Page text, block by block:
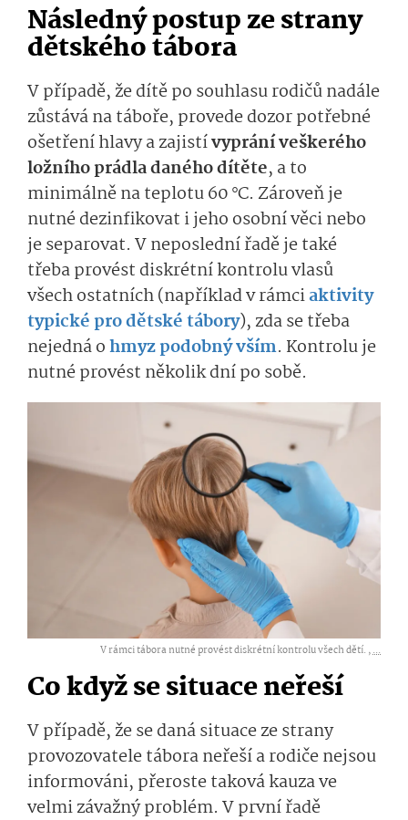
Následný postup ze strany
dětského tábora
V případě, že dítě po souhlasu rodičů nadále
zůstává na táboře, provede dozor potřebné
ošetření hlavy a zajistívyprání veškerého
ložního prádla daného dítěte, a to
minimálně na teplotu 60 °C. Zároveň je
nutné dezinfikovat i jeho osobní věci nebo
je separovat. V neposlední řadě je také
třeba provést diskrétní kontrolu vlasů
všech ostatních (například v rámciaktivity
typické pro dětské tábory), zda se třeba
nejedná ohmyz podobný vším. Kontrolu je
nutné provést několik dní po sobě.
V rámci tábora nutné provést diskrétní kontrolu všech dětí. ,...
Co když se situace neřeší
V případě, že se daná situace ze strany
provozovatele tábora neřeší a rodiče nejsou
informováni, přeroste taková kauza ve
velmi závažný problém. V první řadě